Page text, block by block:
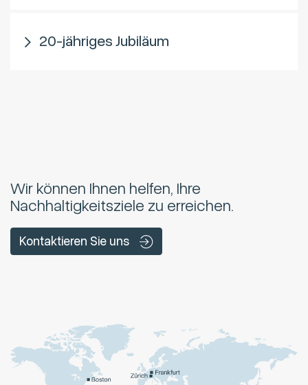
20-jähriges Jubiläum
Wir können Ihnen helfen, Ihre
Nachhaltigkeitsziele zu erreichen.
Kontaktieren Sie uns